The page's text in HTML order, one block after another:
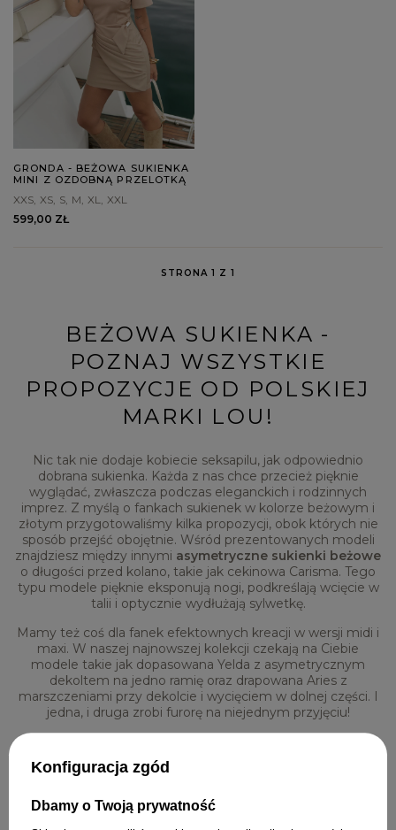
GRONDA - BEŻOWA SUKIENKA
MINI Z OZDOBNĄ PRZELOTKĄ
XXS XS S M XL
XXL
599,00 ZŁ
STRONA 1 Z 1
BEŻOWA SUKIENKA -
POZNAJ WSZYSTKIE
PROPOZYCJE OD POLSKIEJ
MARKI LOU!
Nic tak nie dodaje kobiecie seksapilu, jak odpowiednio
dobrana sukienka. Każda z nas chce przecież pięknie
wyglądać, zwłaszcza podczas eleganckich i rodzinnych
imprez. Z myślą o fankach sukienek w kolorze beżowym i
złotym przygotowaliśmy kilka propozycji, obok których nie
sposób przejść obojętnie. Wśród prezentowanych modeli
znajdziesz między innymi asymetryczne sukienki beżowe
o długości przed kolano, takie jak cekinowa Carisma. Tego
typu modele pięknie eksponują nogi, podkreślają wcięcie w
talii i optycznie wydłużają sylwetkę.
Mamy też coś dla fanek efektownych kreacji w wersji midi i
maxi. W naszej najnowszej kolekcji czekają na Ciebie
modele takie jak dopasowana Yelda z asymetrycznym
dekoltem na jedno ramię oraz drapowana Aries z
marszczeniami przy dekolcie i wycięciem w dolnej części. I
jedna, i druga zrobi furorę na niejednym przyjęciu!
ASYMETRYCZNE SUKIENKI
BEŻOWE - JAK NOSIĆ?
Konfiguracja zgód
Dbamy o Twoją prywatność